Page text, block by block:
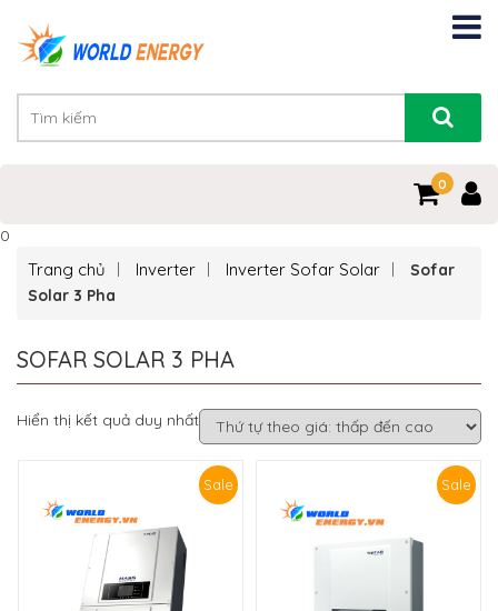
0
0
Trang chủ Inverter Inverter Sofar Solar
Sofar
Solar 3 Pha
SOFAR SOLAR 3 PHA
Hiển thị kết quả duy nhất
Sale Sale